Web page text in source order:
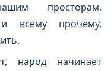
просторам,
всему прочему,
народ начинает